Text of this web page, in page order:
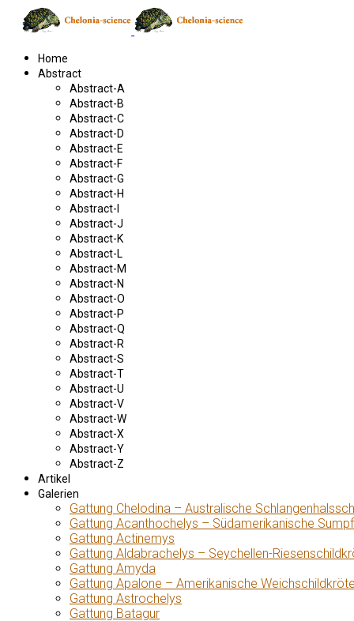
Home
Abstract
Abstract-A
Abstract-B
Abstract-C
Abstract-D
Abstract-E
Abstract-F
Abstract-G
Abstract-H
Abstract-I
Abstract-J
Abstract-K
Abstract-L
Abstract-M
Abstract-N
Abstract-O
Abstract-P
Abstract-Q
Abstract-R
Abstract-S
Abstract-T
Abstract-U
Abstract-V
Abstract-W
Abstract-X
Abstract-Y
Abstract-Z
Artikel
Galerien
Gattung Chelodina – Australische
Gattung Acanthochelys – Südamerikanische
Gattung Actinemys
Gattung Aldabrachelys – Seychellen-
Gattung Amyda
Gattung Apalone – Amerikanische
Gattung Astrochelys
Gattung Batagur